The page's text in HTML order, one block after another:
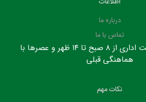
درباره ما
تماس با ما
ساعت کاری: ساعت اداری از ۸ صبح تا ۱۴ ظهر و عصرها با
هماهنگی قبلی
نکات مهم